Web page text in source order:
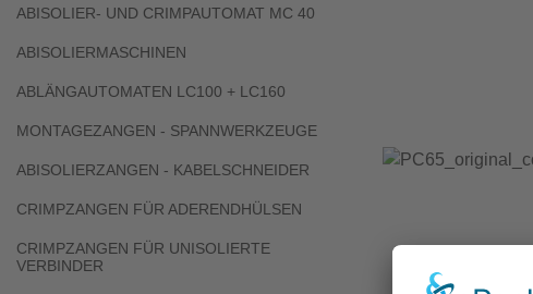
ABISOLIER- UND CRIMPAUTOMAT MC 40
ABISOLIERMASCHINEN
ABLÄNGAUTOMATEN LC100 + LC160
MONTAGEZANGEN - SPANNWERKZEUGE
ABISOLIERZANGEN - KABELSCHNEIDER
CRIMPZANGEN FÜR ADERENDHÜLSEN
CRIMPZANGEN FÜR UNISOLIERTE
VERBINDER